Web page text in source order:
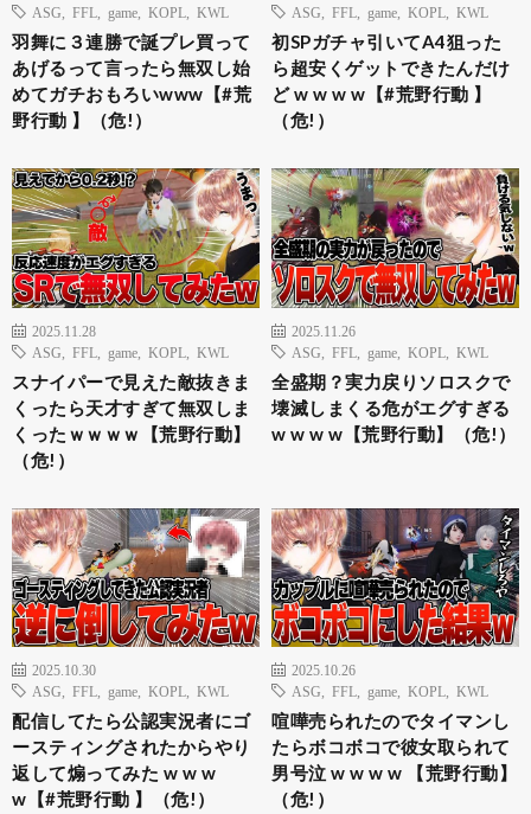
ASG
FFL game KOPL KWL
羽舞に３連勝で誕プレ買って
あげるって言ったら無双し始
めてガチおもろいwww【#荒
野行動 】（危!）
ASG
FFL game KOPL KWL
初SPガチャ引いてA4狙った
ら超安くゲットできたんだけ
ど w w w w【#荒野行動 】
（危!）
2025.11.28
ASG
FFL game KOPL KWL
スナイパーで見えた敵抜きま
くったら天才すぎて無双しま
くったｗｗｗｗ【荒野行動】
（危!）
2025.11.26
ASG
FFL game KOPL KWL
全盛期？実力戻りソロスクで
壊滅しまくる危がエグすぎる
w w w w【荒野行動】（危!）
2025.10.30
ASG
FFL game KOPL KWL
配信してたら公認実況者にゴ
ースティングされたからやり
返して煽ってみた w w w
w【#荒野行動 】（危!）
2025.10.26
ASG
FFL game KOPL KWL
喧嘩売られたのでタイマンし
たらボコボコで彼女取られて
男号泣 w w w w 【荒野行動】
（危!）